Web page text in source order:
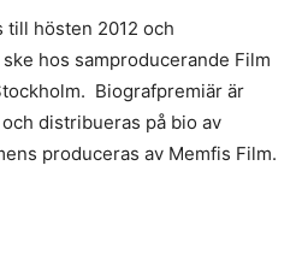
hösten 2012 och
hos samproducerande Film
Biografpremiär är
distribueras på bio av
produceras av Memfis Film.